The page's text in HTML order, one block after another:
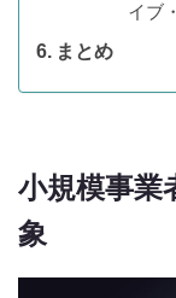
イブ
まとめ
小規模事業
象